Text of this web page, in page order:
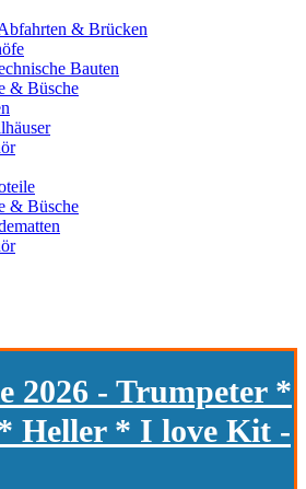
& Brücken
Bauten
& Büsche
& Büsche
2026 - Trumpeter *
Heller * I love Kit -